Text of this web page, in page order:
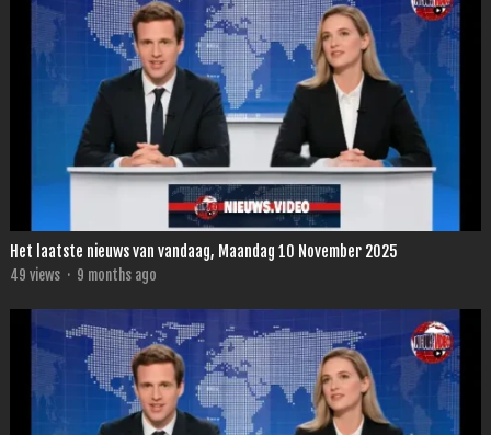
Het laatste nieuws van vandaag, Maandag 10 November 2025
49 views · 9 months ago